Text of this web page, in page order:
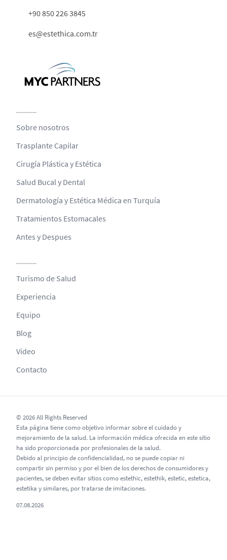
+90 850 226 3845
es@estethica.com.tr
Sobre nosotros
Trasplante Capilar
Cirugía Plástica y Estética
Salud Bucal y Dental
Dermatología y Estética Médica en Turquía
Tratamientos Estomacales
Antes y Despues
Turismo de Salud
Experiencia
Equipo
Blog
Video
Contacto
© 2026 All Rights Reserved
Esta página tiene como objetivo informar sobre el cuidado y
mejoramiento de la salud. La información médica ofrecida en este sitio
ha sido proporcionada por profesionales de la salud.
Debido al principio de confidencialidad, no se puede copiar ni
compartir sin permiso y por el bien de los derechos de consumidores y
pacientes, se deben evitar sitios como estethic, estethik, estetic, estetica,
estetika y similares, por tratarse de imitaciones.
07.08.2026